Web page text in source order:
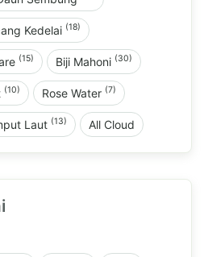
Kedelai (18)
(15) Biji Mahoni (30)
(10) Rose Water (7)
Laut (13) All Cloud